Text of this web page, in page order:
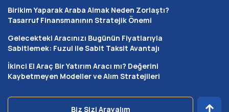
ek faiz yükü bulunmaz. Süreç noter huzurunda
gerçekleştirilen işlemlerle yasal güvence altına alınır ve
Bayburt’ta ev sahibi olmak isteyen binlerce kişi, bu düşük
Serbest Ödemeli Model ile Kendi
Taksitini Belirle
Birikim Yaparak Araba Almak Neden Zorlaştı?
Tasarruf Finansmanının Stratejik Önemi
Gelecekteki Aracınızı Bugünün Fiyatlarıyla
Sabitlemek: Fuzul ile Sabit Taksit Avantajı
İkinci El Araç Bir Yatırım Aracı mı? Değerini
Kaybetmeyen Modeller ve Alım Stratejileri
Biz Sizi Arayalım